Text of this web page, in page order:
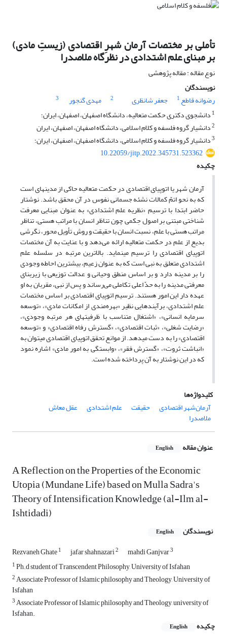
تأملی بر مختصات آرمان شهرِ اقتصادی (زیستِ مادی)
بر مبنای علم اشتدادی در نظرگاه ملاصدرا
نوع مقاله : مقاله پژوهشی
نویسندگان
رضوانه قاطع 1 جعفر شانظری 2 مهدی گنجور
3
1 دانشجوی دکتری حکمت متعالیه، دانشگاه اصفهان، اصفهان، ایران؛
2دانشیار گروه فلسفه و کلام اسلامی، دانشگاه اصفهان، اصفهان، ایران
3دانشیار گروه فلسفه و کلام اسلامی، دانشگاه اصفهان، اصفهان، ایران؛
10.22059/jitp.2022.345731.523362
چکیده
آرمان شهر یا اتوپیای اقتصادی در حکمت متعالیه حاکی از مدینه­ای است
که به نحو اتمّ کمالات نشئه جسمانی نفوس در آن محقق باشد. نوشتار
حاضر ابتدا با ترسیم «نظریه علم اشتدادی» به عنوان مبنایی معرفت
شناختی مبتنی بر اصول حِکمی چون تناظر انسان با مراتب هستی، تناظر
مراتب هستی با علم، نسبت انسان با حقیقت و روش تأویل محور، نگرشی
بدیع از علم در حکمت متعالیه ارائه می‌دهد و با عنایت به آن مختصات
اتوپیای اقتصادی را ترسیم می­نماید. بالاترین مرتبه در سلسله علم
اشتدادی متعلق به نبی است که به عنوان زعیم، بیشترین احاطه وجودی
را بر مدینه دارد و بر اساس منطق وحیانی و عدالت توزیعی با زیربنای
معرفتی مدینه را به حدّ اعلی تکاملی می‌رساند و پس از نبی، مقربان به او
عهده­ دار این امور هستند. ترسیم اتوپیای اقتصادی بر اساس مختصات
علم اشتدادی، برآیندهایی نظیر «بهره‌مندی از امکانات مادی»، «توسعه
سرمایه انسانی»، «اشتغال متناسب با ظرفیت­های هر مرتبه وجودی»،
«رضایت شغلی»، «ثبات اقتصادی»، «گسترش رفاه اقتصادی» و «توسعه
اقتصادی» را به دست می­دهد. از موانع تحقق اتوپیای اقتصادی می­توان به
«انباشت ثروت»، «گسترش فقر»، «وابستگی به امور مادی» اشاره نمود
که در این نوشتار به آن پرداخته شده است.
کلیدواژه‌ها
آرمان‌شهر اقتصادی
حقیقت علم اشتدادی عقل معاش
ملاصدرا
عنوان مقاله English
A Reflection on the Properties of the Economic
Utopia (Mundane Life) based on Mulla Sadra's
Theory of Intensification Knowledge (al-Ilm al-
Ishtidadi)
نویسندگان English
Rezvaneh Ghate1 jafar shahnazari2 mahdi Ganjvar3
1Ph.d student of Transcendent Philosophy, University of Isfahan
2Associate Professor of Islamic philosophy and Theology, University of
Isfahan
3Associate Professor of Islamic philosophy and Theology, university of
Isfahan.
چکیده
English